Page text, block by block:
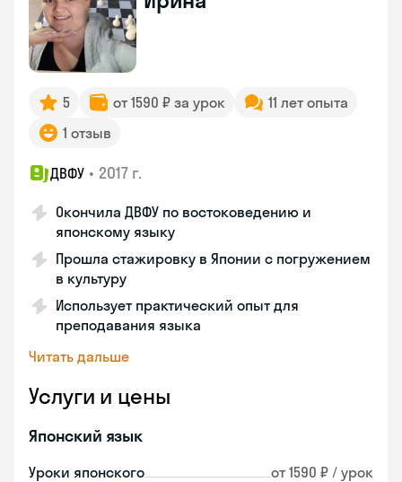
5 от 1590 ₽ за урок
11 лет опыта
1 отзыв
ДВФУ • 2017 г.
Окончила ДВФУ по востоковедению и
японскому языку
Прошла стажировку в Японии с погружением
в культуру
Использует практический опыт для
преподавания языка
Читать дальше
Услуги и цены
Японский язык
Уроки японского от 1590 ₽ / урок